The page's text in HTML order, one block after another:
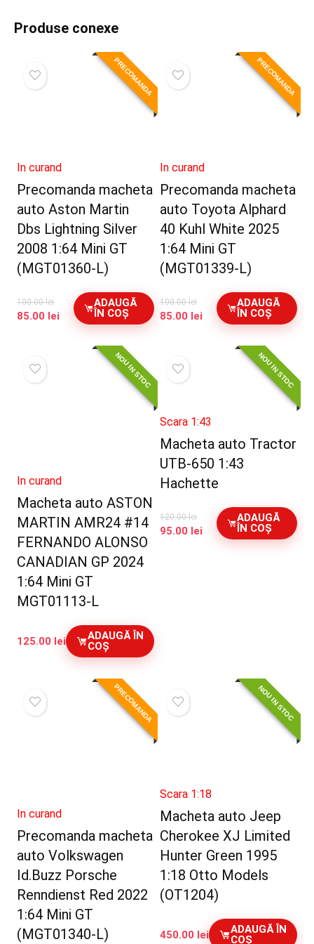
Produse conexe
PRECOMANDA
In curand
Precomanda macheta
auto Aston Martin
Dbs Lightning Silver
2008 1:64 Mini GT
(MGT01360-L)
100.00lei
Prețul
100.00 lei.
85.00 lei Prețul
85.00 lei.
ADAUGĂ
ÎN COȘ
PRECOMANDA
In curand
Precomanda macheta
auto Toyota Alphard
40 Kuhl White 2025
1:64 Mini GT
(MGT01339-L)
100.00lei
Prețul
100.00 lei.
85.00 lei Prețul
85.00 lei.
ADAUGĂ
ÎN COȘ
NOU IN STOC
In curand
Macheta auto ASTON
MARTIN AMR24 #14
FERNANDO ALONSO
CANADIAN GP 2024
1:64 Mini GT
MGT01113-L
125.00 lei
ADAUGĂ ÎN
COȘ
NOU IN STOC
Scara 1:43
Macheta auto Tractor
UTB-650 1:43
Hachette
120.00lei
Prețul
95.00 lei Prețul
ADAUGĂ
ÎN COȘ
PRECOMANDA
In curand
Precomanda macheta
auto Volkswagen
Id.Buzz Porsche
Renndienst Red 2022
1:64 Mini GT
(MGT01340-L)
NOU IN STOC
Scara 1:18
Macheta auto Jeep
Cherokee XJ Limited
Hunter Green 1995
1:18 Otto Models
(OT1204)
450.00 lei
ADAUGĂ ÎN
COȘ